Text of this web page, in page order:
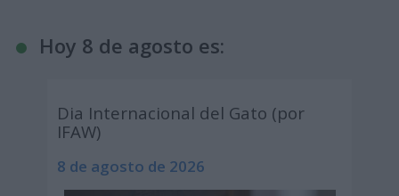
Hoy 8 de agosto es:
Dia Internacional del Gato (por
IFAW)
8 de agosto de 2026